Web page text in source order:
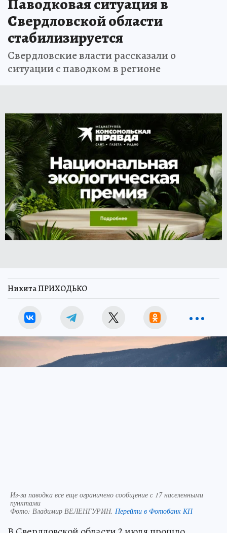
Паводковая ситуация в
Свердловской области
стабилизируется
Свердловские власти рассказали о
ситуации с паводком в регионе
Никита ПРИХОДЬКО
Из-за паводка все еще ограничено сообщение с 17 населенными
пунктами
Фото: Владимир ВЕЛЕНГУРИН. Перейти в Фотобанк КП